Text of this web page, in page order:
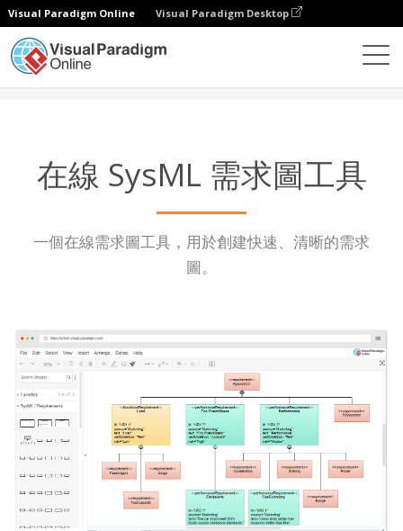
Visual Paradigm Online Visual Paradigm Desktop
在線 SysML 需求圖工具
一個在線需求圖工具，用於創建快速、清晰的需求
圖。